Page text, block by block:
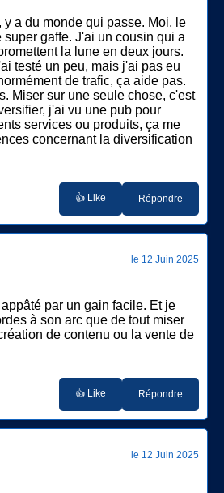
a du monde qui passe. Moi, le
gaffe. J'ai un cousin qui a
la lune en deux jours.
testé un peu, mais j'ai pas eu
de trafic, ça aide pas.
Miser sur une seule chose, c'est
j'ai vu une pub pour
services ou produits, ça me
concernant la diversification
👍 Like Répondre
le 12 Juin 2025
par un gain facile. Et je
à son arc que de tout miser
de contenu ou la vente de
👍 Like Répondre
le 12 Juin 2025